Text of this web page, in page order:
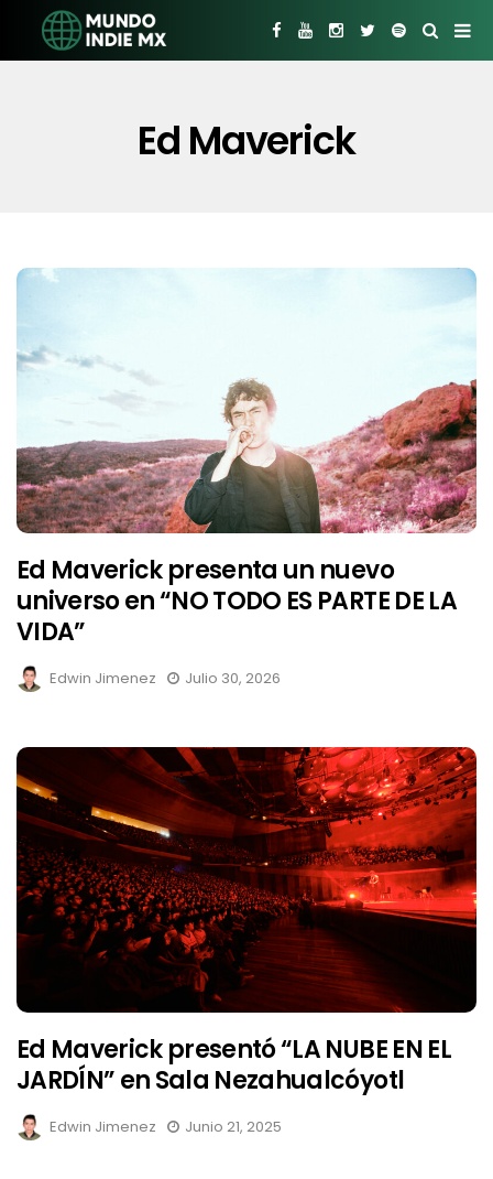
Ed Maverick
Ed Maverick presenta un nuevo
universo en “NO TODO ES PARTE DE LA
VIDA”
Edwin Jimenez Julio 30, 2026
Ed Maverick presentó “LA NUBE EN EL
JARDÍN” en Sala Nezahualcóyotl
Edwin Jimenez Junio 21, 2025